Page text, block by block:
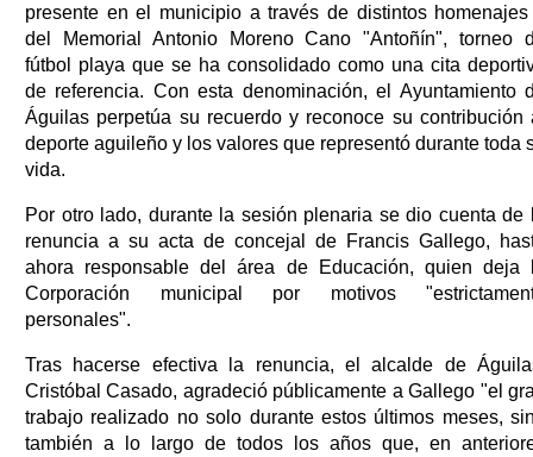
presente en el municipio a través de distintos
del Memorial Antonio Moreno Cano "Antoñín", torneo
fútbol playa que se ha consolidado como una cita
de referencia. Con esta denominación, el Ayuntamiento
Águilas perpetúa su recuerdo y reconoce su contribución
deporte aguileño y los valores que representó durante toda
vida.
Por otro lado, durante la sesión plenaria se dio cuenta de
renuncia a su acta de concejal de Francis Gallego,
ahora responsable del área de Educación, quien deja
Corporación municipal por motivos
personales".
Tras hacerse efectiva la renuncia, el alcalde de
Cristóbal Casado, agradeció públicamente a Gallego "el
trabajo realizado no solo durante estos últimos meses,
también a lo largo de todos los años que, en